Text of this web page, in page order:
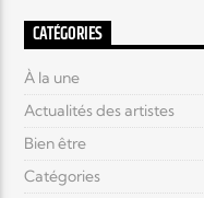
CATÉGORIES
À la une
Actualités des artistes
Bien être
Catégories